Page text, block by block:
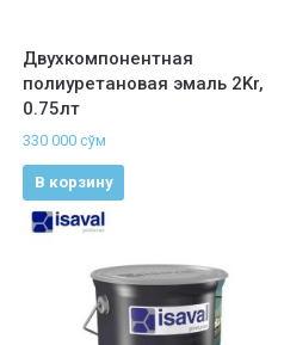
Двухкомпонентная
полиуретановая эмаль 2Kr,
0.75лт
330 000 сўм
В корзину